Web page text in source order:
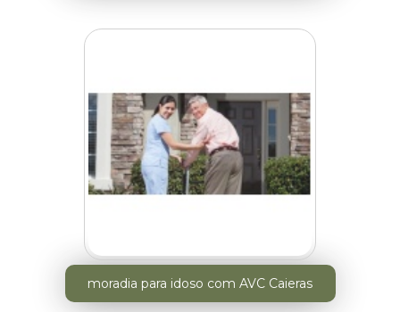
moradia para idoso com AVC Caieras